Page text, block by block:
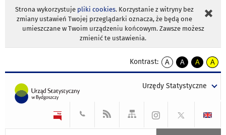
Strona wykorzystuje pliki cookies. Korzystanie z witryny bez
zmiany ustawień Twojej przeglądarki oznacza, że będą one
umieszczane w Twoim urządzeniu końcowym. Zawsze możesz
zmienić te ustawienia.
Kontrast:
A
kontrast
A
kontrast
tekst
czarnym
A
kontrast
tekst
czarnym
A
tekst
żółtym
Urzędy Statystyczne